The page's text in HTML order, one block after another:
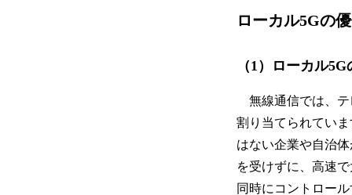
ローカル5Gの
（1）ローカル
無線通信では、テ
割り当てられてい
はない企業や自治
を受けずに、高速
同時にコントロー